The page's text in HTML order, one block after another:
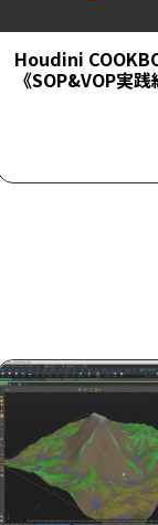
Houdini
《SOP&VOP実